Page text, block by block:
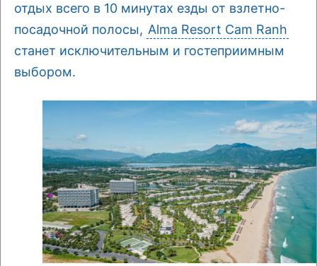
отдых всего в 10 минутах езды от взлетно-
посадочной полосы, Alma Resort Cam Ranh
станет исключительным и гостеприимным
выбором.